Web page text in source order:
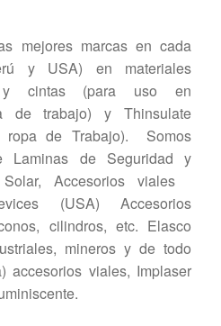
mejores marcas en cada
y USA) en materiales
y cintas (para uso en
de trabajo) y Thinsulate
ropa de Trabajo). Somos
Laminas de Seguridad y
Accesorios viales
(USA) Accesorios
cilindros, etc. Elasco
mineros y de todo
accesorios viales, Implaser